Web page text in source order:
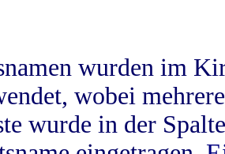
wurden im
wobei
wurde in der